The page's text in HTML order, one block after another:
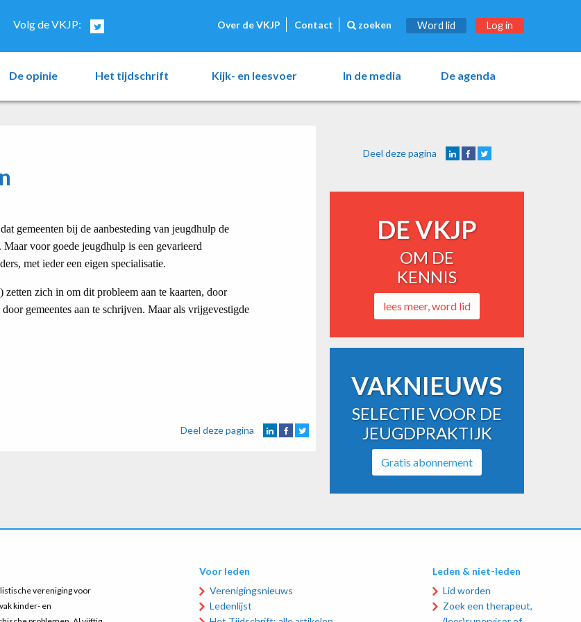
Over de VKJP Contact zoeken Word lid Log in
Volg de VKJP:
De opinie Het tijdschrift Kijk- en leesvoer In de media De agenda
gemeenten bij de aanbesteding van jeugdhulp de
voor goede jeugdhulp is een gevarieerd
met ieder een eigen specialisatie.
zich in om dit probleem aan te kaarten, door
gemeentes aan te schrijven. Maar als vrijgevestigde
Deel deze pagina
Deel deze pagina
DE VKJP
OM DE
KENNIS
lees meer, word lid
VAKNIEUWS
SELECTIE VOOR DE
JEUGDPRAKTIJK
Gratis abonnement
vereniging voor
kinder- en
Voor leden
Verenigingsnieuws
Ledenlijst
Leden & niet-leden
Lid worden
Zoek een therapeut,